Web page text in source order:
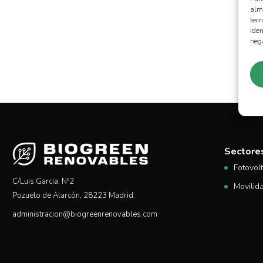
C/Luis Garcia, Nº2
Pozuelo de Alarcón, 28223 Madrid.
administracion@biogreenrenovables.com